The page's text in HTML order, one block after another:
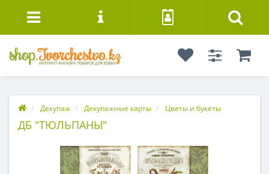
Декупаж Декупажные карты Цветы и букеты
ДБ "ТЮЛЬПАНЫ"